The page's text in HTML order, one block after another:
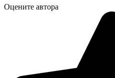
Оцените автора